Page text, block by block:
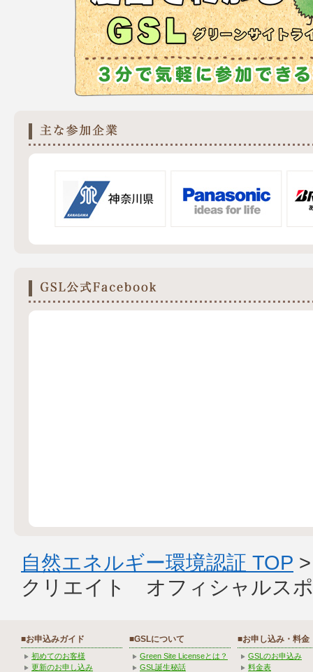
自然エネルギー環境認証 TOP
クリエイト オフィシャルス
■お申込みガイド
初めてのお客様
更新のお申し込み
■GSLについて
Green Site Licenseとは？
GSL誕生秘話
■お申し込み・料金
GSLのお申込み
料金表